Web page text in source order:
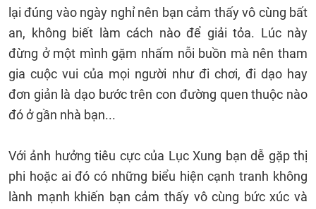
lại đúng vào ngày nghỉ nên bạn cảm thấy vô cùng bất
an, không biết làm cách nào để giải tỏa. Lúc này
đừng ở một mình gặm nhấm nỗi buồn mà nên tham
gia cuộc vui của mọi người như đi chơi, đi dạo hay
đơn giản là dạo bước trên con đường quen thuộc nào
đó ở gần nhà bạn...
Với ảnh hưởng tiêu cực của Lục Xung bạn dễ gặp thị
phi hoặc ai đó có những biểu hiện cạnh tranh không
lành mạnh khiến bạn cảm thấy vô cùng bức xúc và